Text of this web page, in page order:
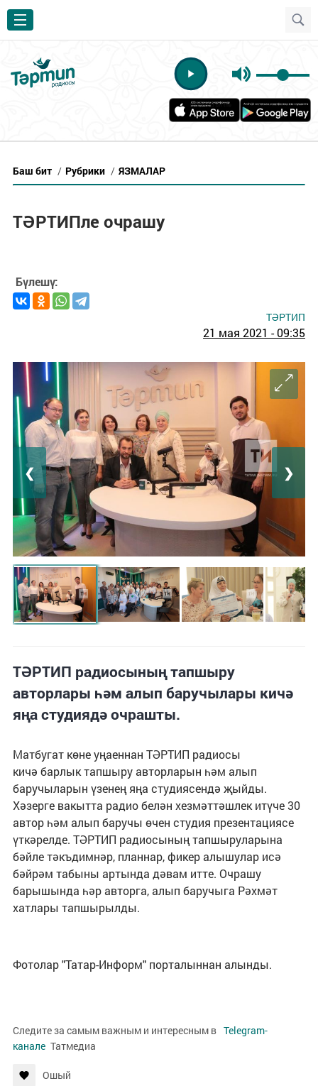
Баш бит / Рубрики / ЯЗМАЛАР
ТӘРТИПле очрашу
Бүлешү:
ТӘРТИП
21 мая 2021 - 09:35
❮ ❯
ТӘРТИП радиосының тапшыру
авторлары һәм алып баручылары кичә
яңа студиядә очрашты.
Матбугат көне уңаеннан ТӘРТИП радиосы
кичә барлык тапшыру авторларын һәм алып
баручыларын үзенең яңа студиясендә җыйды.
Хәзерге вакытта радио белән хезмәттәшлек итүче 30
автор һәм алып баручы өчен студия презентациясе
үткәрелде. ТӘРТИП радиосының тапшыруларына
бәйле тәкъдимнәр, планнар, фикер алышулар исә
бәйрәм табыны артында дәвам итте. Очрашу
барышында һәр авторга, алып баручыга Рәхмәт
хатлары тапшырылды.
Фотолар "Татар-Информ" порталыннан алынды.
Следите за самым важным и интересным в Telegram-
канале Татмедиа
Ошый